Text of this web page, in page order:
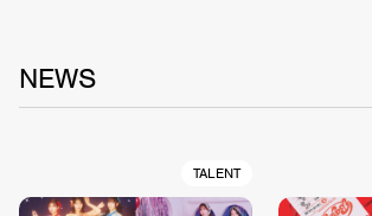
NEWS
TALENT